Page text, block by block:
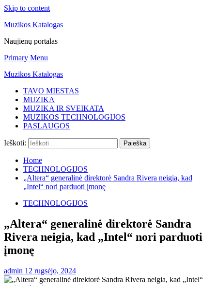
Skip to content
Muzikos Katalogas
Naujienų portalas
Primary Menu
Muzikos Katalogas
TAVO MIESTAS
MUZIKA
MUZIKA IR SVEIKATA
MUZIKOS TECHNOLOGIJOS
PASLAUGOS
Ieškoti:
Home
TECHNOLOGIJOS
„Altera“ generalinė direktorė Sandra Rivera neigia, kad
„Intel“ nori parduoti įmonę
TECHNOLOGIJOS
„Altera“ generalinė direktorė Sandra
Rivera neigia, kad „Intel“ nori parduoti
įmonę
admin 12 rugsėjo, 2024